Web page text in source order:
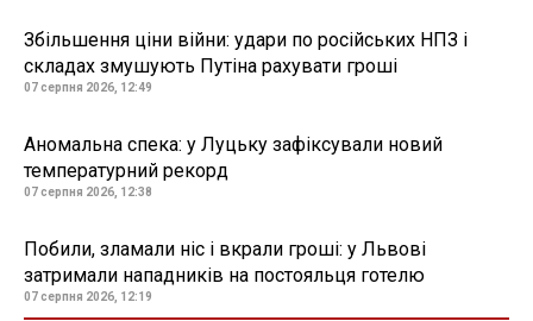
Збільшення ціни війни: удари по російських НПЗ і
складах змушують Путіна рахувати гроші
07 серпня 2026, 12:49
Аномальна спека: у Луцьку зафіксували новий
температурний рекорд
07 серпня 2026, 12:38
Побили, зламали ніс і вкрали гроші: у Львові
затримали нападників на постояльця готелю
07 серпня 2026, 12:19